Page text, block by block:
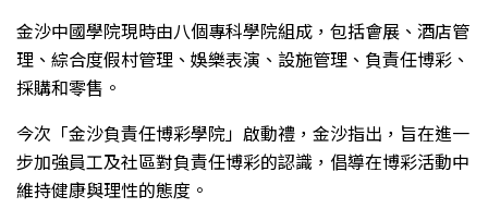
金沙中國學院現時由八個專科學院組成，包括會展、酒店管
理、綜合度假村管理、娛樂表演、設施管理、負責任博彩、
採購和零售。
今次「金沙負責任博彩學院」啟動禮，金沙指出，旨在進一
步加強員工及社區對負責任博彩的認識，倡導在博彩活動中
維持健康與理性的態度。